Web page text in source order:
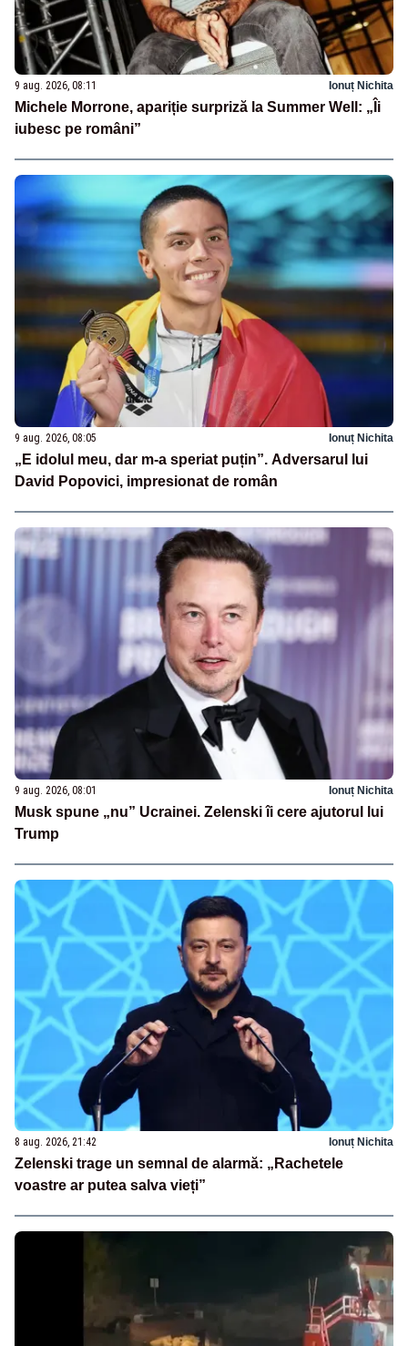
9 aug. 2026, 08:11 Ionuț Nichita
Michele Morrone, apariție surpriză la Summer Well: „Îi
iubesc pe români”
9 aug. 2026, 08:05 Ionuț Nichita
„E idolul meu, dar m-a speriat puțin”. Adversarul lui
David Popovici, impresionat de român
9 aug. 2026, 08:01 Ionuț Nichita
Musk spune „nu” Ucrainei. Zelenski îi cere ajutorul lui
Trump
8 aug. 2026, 21:42 Ionuț Nichita
Zelenski trage un semnal de alarmă: „Rachetele
voastre ar putea salva vieți”